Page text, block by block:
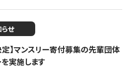
せ
】マンスリー寄付募集の先輩団体
実施します